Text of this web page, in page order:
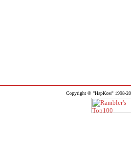
Copyright © "НарКом" 1998-